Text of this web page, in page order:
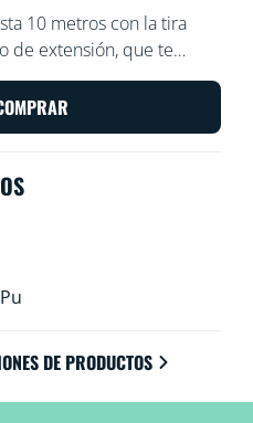
10 metros con la tira
de extensión, que te
a tu hogar.
DE PRODUCTOS